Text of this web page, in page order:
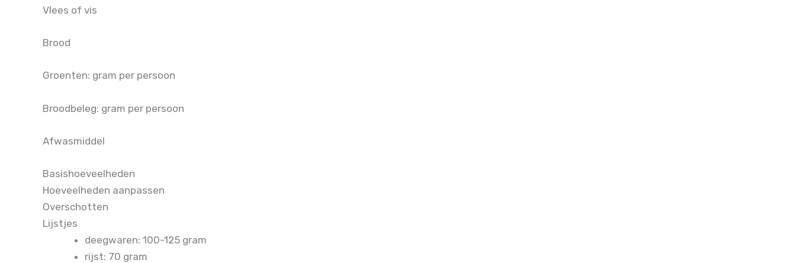
Vlees of vis
Brood
Groenten: gram per persoon
Broodbeleg: gram per persoon
Afwasmiddel
Basishoeveelheden
Hoeveelheden aanpassen
Overschotten
Lijstjes
deegwaren: 100-125 gram
rijst: 70 gram